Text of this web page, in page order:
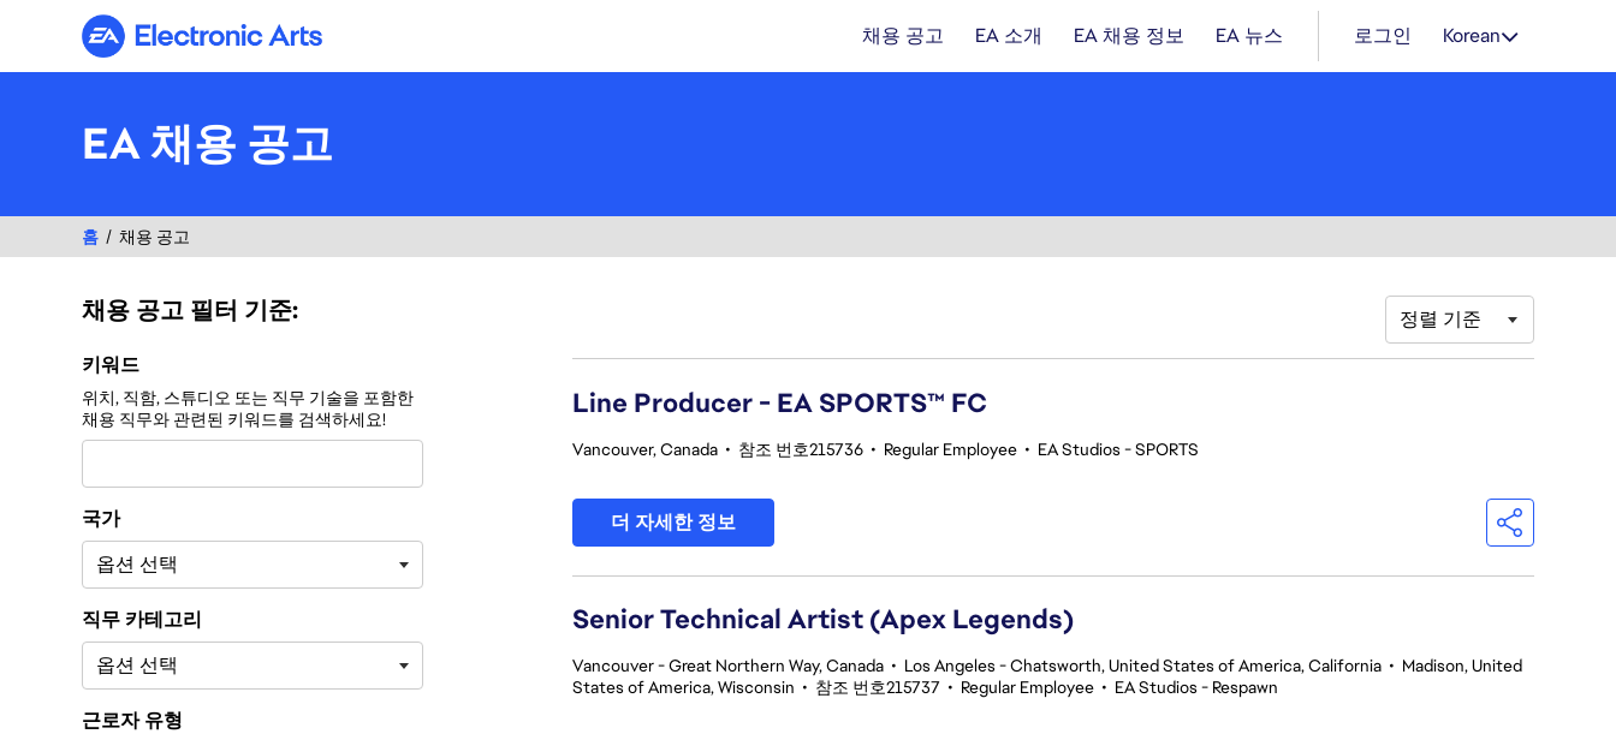
Electronic Arts 채용 공고 EA 소개 EA 채용 정보 EA 뉴스 로그인 Korean
EA 채용 공고
홈 채용 공고
채용 공고 필터 기준:
채용 공고 필터 기준:
키워드
위치, 직함, 스튜디오 또는 직무 기술을 포함한
채용 직무와 관련된 키워드를 검색하세요!
국가
직무 카테고리
근로자 유형
정렬 기준
Line Producer - EA SPORTS™ FC
Vancouver, Canada • 참조 번호215736 • Regular Employee • EA Studios - SPORTS
더 자세한 정보
Senior Technical Artist (Apex Legends)
Vancouver - Great Northern Way, Canada • Los Angeles - Chatsworth, United States of America, California • Madison, United
States of America, Wisconsin • 참조 번호215737 • Regular Employee • EA Studios - Respawn